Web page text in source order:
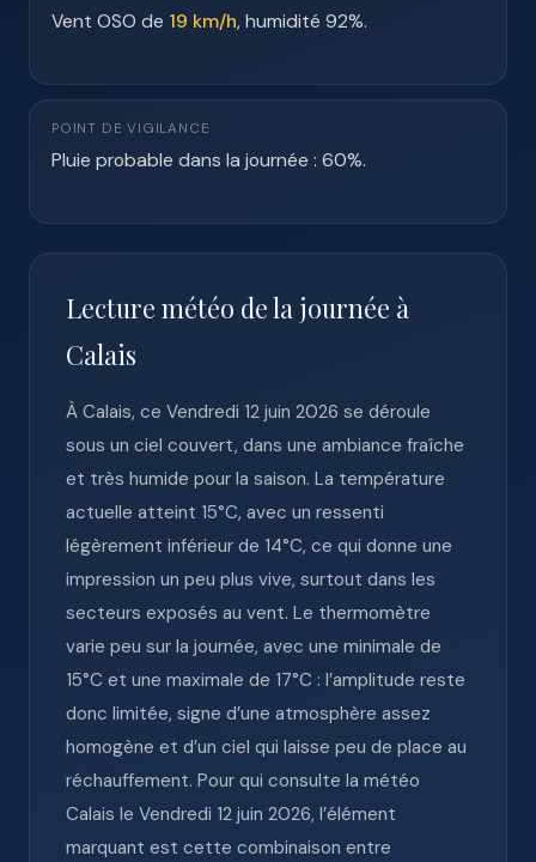
Vent OSO de 19 km/h, humidité 92%.
POINT DE VIGILANCE
Pluie probable dans la journée : 60%.
Lecture météo de la journée à
Calais
À Calais, ce Vendredi 12 juin 2026 se déroule
sous un ciel couvert, dans une ambiance fraîche
et très humide pour la saison. La température
actuelle atteint 15°C, avec un ressenti
légèrement inférieur de 14°C, ce qui donne une
impression un peu plus vive, surtout dans les
secteurs exposés au vent. Le thermomètre
varie peu sur la journée, avec une minimale de
15°C et une maximale de 17°C : l’amplitude reste
donc limitée, signe d’une atmosphère assez
homogène et d’un ciel qui laisse peu de place au
réchauffement. Pour qui consulte la météo
Calais le Vendredi 12 juin 2026, l’élément
marquant est cette combinaison entre